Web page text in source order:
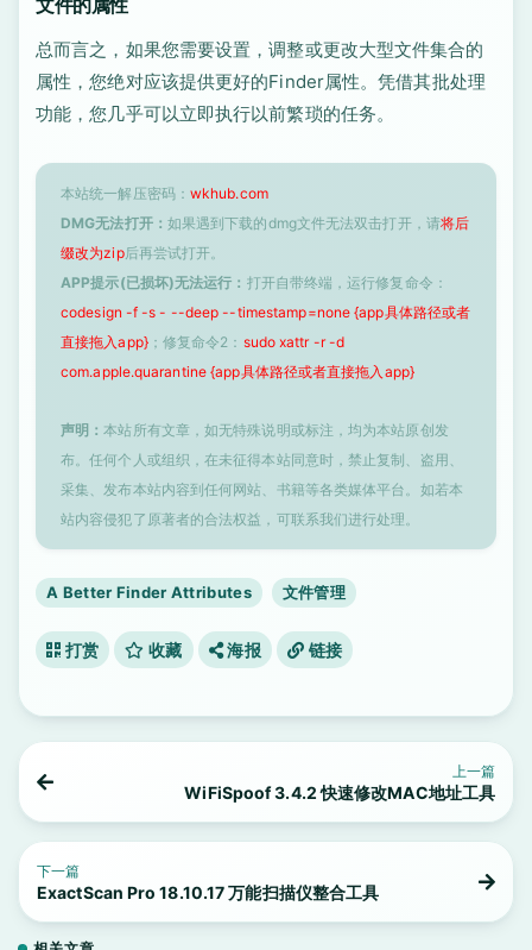
文件的属性
总而言之，如果您需要设置，调整或更改大型文件集合的
属性，您绝对应该提供更好的Finder属性。凭借其批处理
功能，您几乎可以立即执行以前繁琐的任务。
本站统一解压密码： wkhub.com
DMG无法打开： 如果遇到下载的dmg文件无法双击打开，请将后
缀改为zip后再尝试打开。
APP提示(已损坏)无法运行： 打开自带终端，运行修复命令：
codesign -f -s - --deep --timestamp=none {app具体路径或者
直接拖入app}；修复命令2： sudo xattr -r -d
com.apple.quarantine {app具体路径或者直接拖入app}
声明：本站所有文章，如无特殊说明或标注，均为本站原创发
布。任何个人或组织，在未征得本站同意时，禁止复制、盗用、
采集、发布本站内容到任何网站、书籍等各类媒体平台。如若本
站内容侵犯了原著者的合法权益，可联系我们进行处理。
A Better Finder Attributes 文件管理
打赏 收藏 海报 链接
上一篇
WiFiSpoof 3.4.2 快速修改MAC地址工具
下一篇
ExactScan Pro 18.10.17 万能扫描仪整合工具